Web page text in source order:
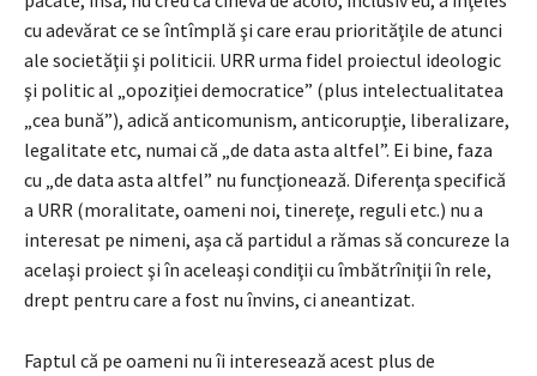
cu adevărat ce se întîmplă şi care erau priorităţile de atunci
ale societăţii şi politicii. URR urma fidel proiectul ideologic
şi politic al „opoziţiei democratice” (plus intelectualitatea
„cea bună”), adică anticomunism, anticorupţie, liberalizare,
legalitate etc, numai că „de data asta altfel”. Ei bine, faza
cu „de data asta altfel” nu funcţionează. Diferenţa specifică
a URR (moralitate, oameni noi, tinereţe, reguli etc.) nu a
interesat pe nimeni, aşa că partidul a rămas să concureze la
acelaşi proiect şi în aceleaşi condiţii cu îmbătrîniţii în rele,
drept pentru care a fost nu învins, ci aneantizat.
Faptul că pe oameni nu îi interesează acest plus de